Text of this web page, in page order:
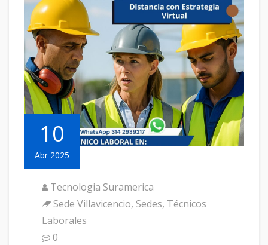
10
Abr 2025
Tecnologia Suramerica
Sede Villavicencio, Sedes, Técnicos
Laborales
0